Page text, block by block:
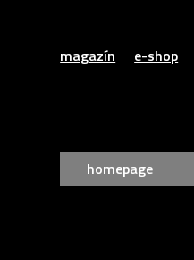
magazín e-shop
homepage